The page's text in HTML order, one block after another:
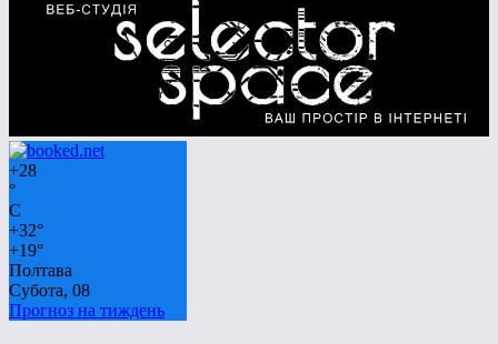
+28
°
C
+32°
+19°
Полтава
Субота, 08
Прогноз на тиждень